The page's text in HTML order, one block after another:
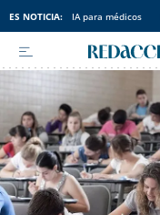
ES NOTICIA: IA para médicos